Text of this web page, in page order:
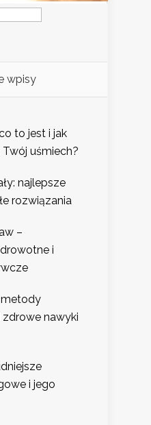
wpisy
to jest i jak
uśmiech?
najlepsze
rozwiązania
–
i
nawyki
i jego